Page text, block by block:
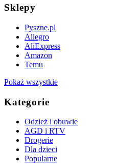
Sklepy
Pyszne.pl
Allegro
AliExpress
Amazon
Temu
Pokaż wszystkie
Kategorie
Odzież i obuwie
AGD i RTV
Drogerie
Dla dzieci
Popularne